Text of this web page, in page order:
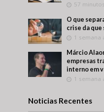
57
O que
crise da que
1 semana
Márcio
empresas
interno em
1 semana
Noticias Recentes